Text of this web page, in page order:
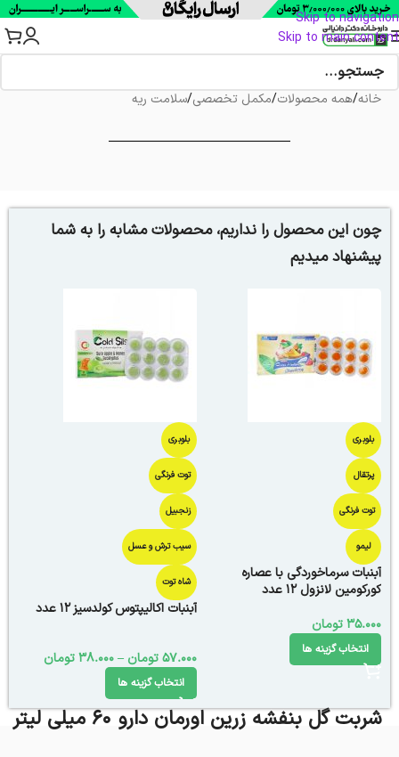
Skip to navigation
Skip to main content
خانه/همه محصولات/مکمل تخصصی/سلامت ریه
چون این محصول را نداریم، محصولات مشابه را به شما
پیشنهاد میدیم
بلوبری
پرتقال
توت فرنگی
لیمو
آبنبات سرماخوردگی با عصاره
کورکومین لانزول 12 عدد
35.000تومان
انتخاب گزینه ها
بلوبری
توت فرنگی
زنجبیل
سیب ترش و عسل
شاه توت
آبنبات اکالیپتوس کولدسیز 12 عدد
57.000تومان –
38.000تومان
انتخاب گزینه ها
شربت گل بنفشه زرین اورمان دارو 60 میلی لیتر